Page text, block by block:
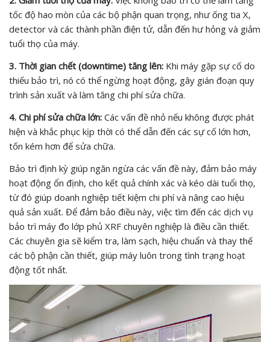
tốc độ hao mòn của các bộ phận quan trọng, như ống tia X,
detector và các thành phần điện tử, dẫn đến hư hỏng và giảm
tuổi thọ của máy.
3. Thời gian chết (downtime) tăng lên: Khi máy gặp sự cố do
thiếu bảo trì, nó có thể ngừng hoạt động, gây gián đoạn quy
trình sản xuất và làm tăng chi phí sửa chữa.
4. Chi phí sửa chữa lớn: Các vấn đề nhỏ nếu không được phát
hiện và khắc phục kịp thời có thể dẫn đến các sự cố lớn hơn,
tốn kém hơn để sửa chữa.
Bảo trì định kỳ giúp ngăn ngừa các vấn đề này, đảm bảo máy
hoạt động ổn định, cho kết quả chính xác và kéo dài tuổi thọ,
từ đó giúp doanh nghiệp tiết kiệm chi phí và nâng cao hiệu
quả sản xuất. Để đảm bảo điều này, việc tìm đến các dịch vụ
bảo trì máy đo lớp phủ XRF chuyên nghiệp là điều cần thiết.
Các chuyên gia sẽ kiểm tra, làm sạch, hiệu chuẩn và thay thế
các bộ phận cần thiết, giúp máy luôn trong tình trạng hoạt
động tốt nhất.